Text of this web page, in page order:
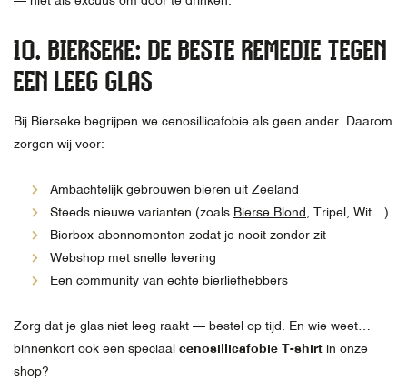
10. BIERSEKE: DE BESTE REMEDIE TEGEN
EEN LEEG GLAS
Bij Bierseke begrijpen we cenosillicafobie als geen ander. Daarom
zorgen wij voor:
Ambachtelijk gebrouwen bieren uit Zeeland
Steeds nieuwe varianten (zoals Bierse Blond , Tripel, Wit…)
Bierbox-abonnementen zodat je nooit zonder zit
Webshop met snelle levering
Een community van echte bierliefhebbers
Zorg dat je glas niet leeg raakt — bestel op tijd. En wie weet…
binnenkort ook een speciaal cenosillicafobie T-shirt in onze
shop?